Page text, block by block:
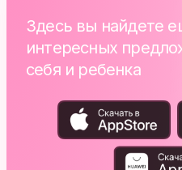
Здесь вы найдете
интересных
себя и ребенка